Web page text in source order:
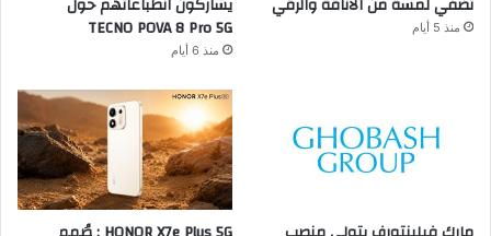
منذ 5 أيام
TECNO POVA 8 Pro 5G
منذ 6 أيام